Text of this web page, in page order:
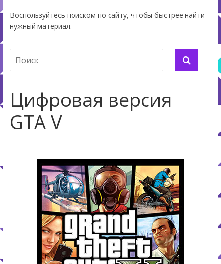
Воспользуйтесь поиском по сайту, чтобы быстрее найти
нужный материал.
Цифровая версия
GTA V